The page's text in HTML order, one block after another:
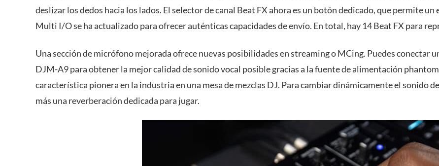
deslizar los dedos hacia los lados. El selector de canal Beat FX ahora es un botón dedicado, que permite
Multi I/O se ha actualizado para ofrecer auténticas capacidades de envío. En total, hay 14 Beat FX para
Una sección de micrófono mejorada ofrece nuevas posibilidades en streaming o MCing. Puedes conectar
DJM-A9 para obtener la mejor calidad de sonido vocal posible gracias a la fuente de alimentación
característica pionera en la industria en una mesa de mezclas DJ. Para cambiar dinámicamente el sonido
más una reverberación dedicada para jugar.